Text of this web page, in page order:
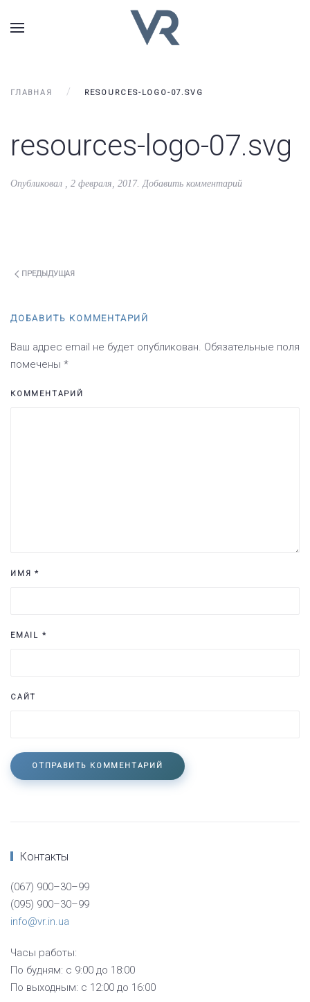
ГЛАВНАЯ RESOURCES-LOGO-07.SVG
resources-logo-07.svg
Опубликовал , 2 февраля, 2017.Добавить комментарий
ПРЕДЫДУЩАЯ
ДОБАВИТЬ КОММЕНТАРИЙ
Ваш адрес email не будет опубликован. Обязательные поля
помечены *
КОММЕНТАРИЙ
ИМЯ*
EMAIL *
САЙТ
ОТПРАВИТЬ КОММЕНТАРИЙ
Контакты
(067) 900–30–99
(095) 900–30–99
info@vr.in.ua
Часы работы:
По будням: с 9:00 до 18:00
По выходным: с 12:00 до 16:00